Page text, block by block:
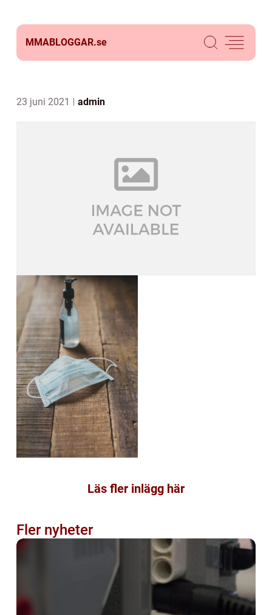
MMABLOGGAR.se
23 juni 2021 admin
Läs fler inlägg här
Fler nyheter